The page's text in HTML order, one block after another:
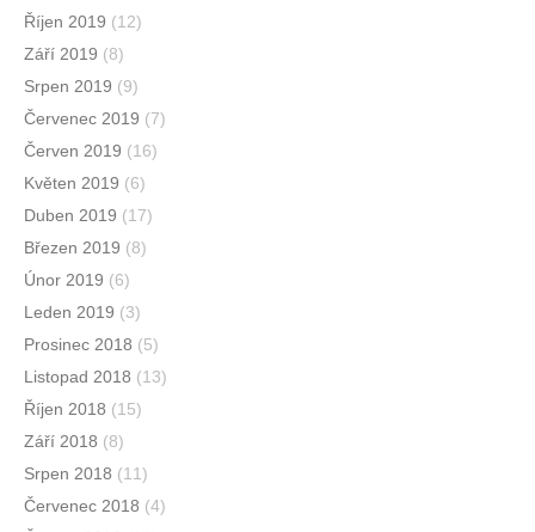
Říjen 2019 (12)
Září 2019 (8)
Srpen 2019 (9)
Červenec 2019 (7)
Červen 2019 (16)
Květen 2019 (6)
Duben 2019 (17)
Březen 2019 (8)
Únor 2019 (6)
Leden 2019 (3)
Prosinec 2018 (5)
Listopad 2018 (13)
Říjen 2018 (15)
Září 2018 (8)
Srpen 2018 (11)
Červenec 2018 (4)